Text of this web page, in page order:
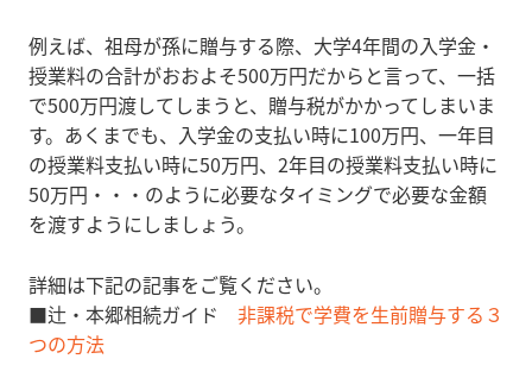
例えば、祖母が孫に贈与する際、大学4年間の入学金・
授業料の合計がおおよそ500万円だからと言って、一括
で500万円渡してしまうと、贈与税がかかってしまいま
す。あくまでも、入学金の支払い時に100万円、一年目
の授業料支払い時に50万円、2年目の授業料支払い時に
50万円・・・のように必要なタイミングで必要な金額
を渡すようにしましょう。
詳細は下記の記事をご覧ください。
■辻・本郷相続ガイド 非課税で学費を生前贈与する３
つの方法